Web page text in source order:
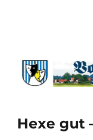
Hexe gut